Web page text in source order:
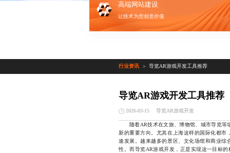
高端网站建设
让技术为您创造价值
行业资讯 > 导览AR游戏开发工具推荐
导览AR游戏开发工具推荐
2026-03-15 导览AR游戏开发
随着AR技术在文旅、博物馆、城市导览等
新的重要方向。尤其在上海这样的国际化都
速发展。越来越多的景区、文化场馆和商业
性。而导览AR游戏开发，正是实现这一目标